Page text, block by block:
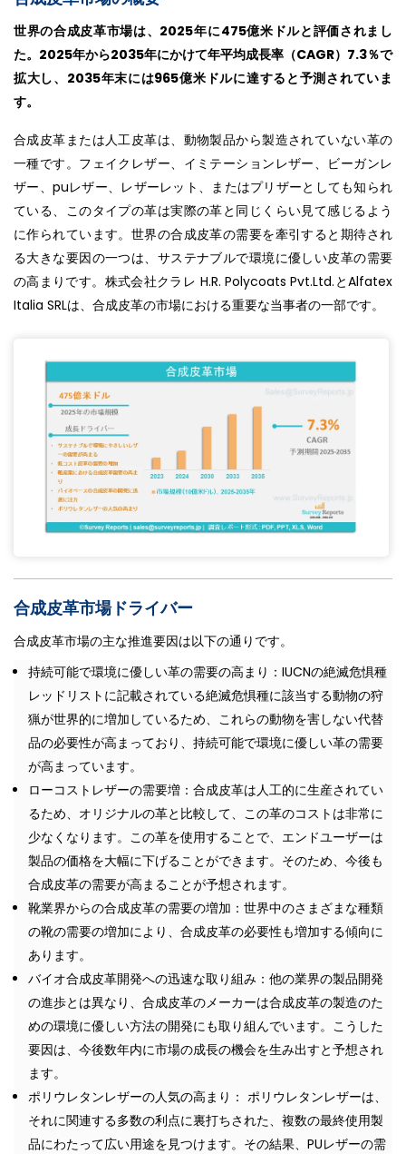
世界の合成皮革市場は、2025年に475億米ドルと評価されまし
た。2025年から2035年にかけて年平均成長率（CAGR）7.3％で
拡大し、2035年末には965億米ドルに達すると予測されていま
す。
合成皮革または人工皮革は、動物製品から製造されていない革の
一種です。フェイクレザー、イミテーションレザー、ビーガンレ
ザー、puレザー、レザーレット、またはプリザーとしても知られ
ている、このタイプの革は実際の革と同じくらい見て感じるよう
に作られています。世界の合成皮革の需要を牽引すると期待され
る大きな要因の一つは、サステナブルで環境に優しい皮革の需要
の高まりです。株式会社クラレ H.R. Polycoats Pvt.Ltd.とAlfatex
Italia SRLは、合成皮革の市場における重要な当事者の一部です。
合成皮革市場ドライバー
合成皮革市場の主な推進要因は以下の通りです。
持続可能で環境に優しい革の需要の高まり：IUCNの絶滅危惧種
レッドリストに記載されている絶滅危惧種に該当する動物の狩
猟が世界的に増加しているため、これらの動物を害しない代替
品の必要性が高まっており、持続可能で環境に優しい革の需要
が高まっています。
ローコストレザーの需要増：合成皮革は人工的に生産されてい
るため、オリジナルの革と比較して、この革のコストは非常に
少なくなります。この革を使用することで、エンドユーザーは
製品の価格を大幅に下げることができます。そのため、今後も
合成皮革の需要が高まることが予想されます。
靴業界からの合成皮革の需要の増加：世界中のさまざまな種類
の靴の需要の増加により、合成皮革の必要性も増加する傾向に
あります。
バイオ合成皮革開発への迅速な取り組み：他の業界の製品開発
の進歩とは異なり、合成皮革のメーカーは合成皮革の製造のた
めの環境に優しい方法の開発にも取り組んでいます。こうした
要因は、今後数年内に市場の成長の機会を生み出すと予想され
ます。
ポリウレタンレザーの人気の高まり： ポリウレタンレザーは、
それに関連する多数の利点に裏打ちされた、複数の最終使用製
品にわたって広い用途を見つけます。その結果、PUレザーの需